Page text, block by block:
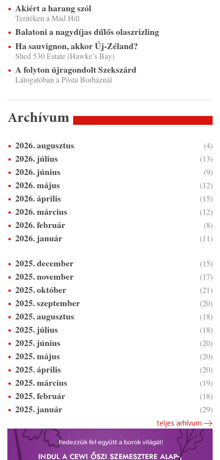
Akiért a harang szól
Terítéken a Mád Hill
Balatoni a nagydíjas dűlős olaszrizling
Ha sauvignon, akkor Új-Zéland?
Shed 530 Estate (Hawke’s Bay)
A folyton újragondolt Szekszárd
Látogatóban a Pósta Borháznál
Archívum
2026. augusztus (4)
2026. július (13)
2026. június (9)
2026. május (12)
2026. április (15)
2026. március (12)
2026. február (8)
2026. január (11)
2025. december (15)
2025. november (17)
2025. október (21)
2025. szeptember (20)
2025. augusztus (18)
2025. július (18)
2025. június (20)
2025. május (20)
2025. április (20)
2025. március (19)
2025. február (18)
2025. január (29)
teljes arhívum